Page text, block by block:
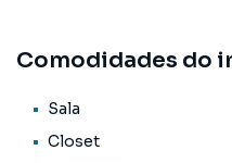
Comodidades do
Sala
Closet